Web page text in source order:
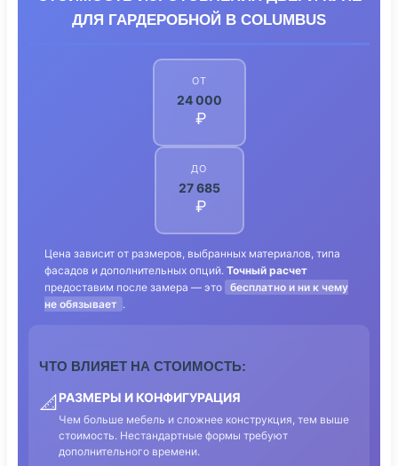
ДЛЯ ГАРДЕРОБНОЙ В COLUMBUS
ОТ
24 000
₽
ДО
27 685
₽
Цена зависит от размеров, выбранных материалов, типа
фасадов и дополнительных опций. Точный расчет
предоставим после замера — это бесплатно и ни к чему
не обязывает .
ЧТО ВЛИЯЕТ НА СТОИМОСТЬ:
📐 РАЗМЕРЫ И КОНФИГУРАЦИЯ
Чем больше мебель и сложнее конструкция, тем выше
стоимость. Нестандартные формы требуют
дополнительного времени.